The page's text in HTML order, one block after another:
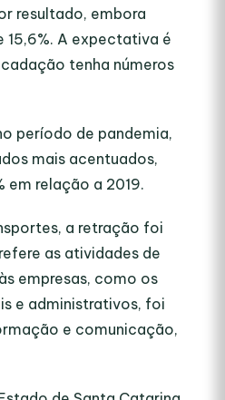
resultado, embora
15,6%. A expectativa é
tenha números
período de pandemia,
mais acentuados,
em relação a 2019.
a retração foi
as atividades de
empresas, como os
e administrativos, foi
e comunicação,